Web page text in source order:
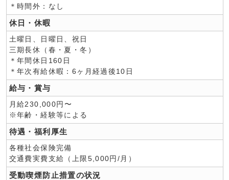
＊時間外：なし
休日・休暇
土曜日、日曜日、祝日
三期長休（春・夏・冬）
＊年間休日160日
＊年次有給休暇：6ヶ月経過後10日
給与・賞与
月給230,000円〜
※年齢・経験等による
待遇・福利厚生
各種社会保険完備
交通費実費支給（上限5,000円/月）
受動喫煙防止措置の状況